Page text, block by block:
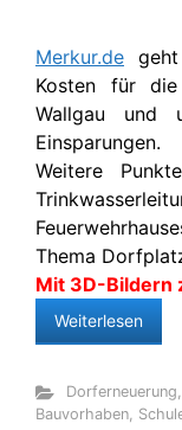
Merkur.de
Kosten für die
Wallgau und
Einsparungen.
Weitere
Thema
Mit 3D-Bildern
Weiterlesen
Dorferneuerung,
Bauvorhaben,